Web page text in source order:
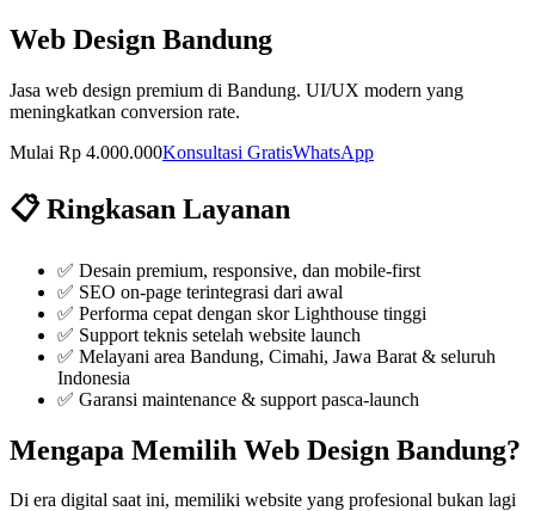
Web Design Bandung
Jasa web design premium di Bandung. UI/UX modern yang
meningkatkan conversion rate.
Mulai Rp 4.000.000Konsultasi GratisWhatsApp
📋 Ringkasan Layanan
✅ Desain premium, responsive, dan mobile-first
✅ SEO on-page terintegrasi dari awal
✅ Performa cepat dengan skor Lighthouse tinggi
✅ Support teknis setelah website launch
✅ Melayani area Bandung, Cimahi, Jawa Barat & seluruh
Indonesia
✅ Garansi maintenance & support pasca-launch
Mengapa Memilih Web Design Bandung?
Di era digital saat ini, memiliki website yang profesional bukan lagi